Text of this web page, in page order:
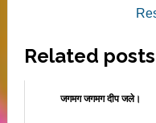
Related
जगमग जगमग दीप जले।